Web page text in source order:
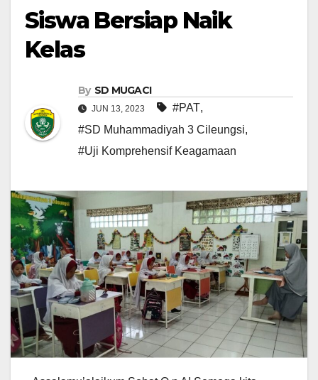
Siswa Bersiap Naik
Kelas
By SD MUGACI
JUN 13, 2023 #PAT,
#SD Muhammadiyah 3 Cileungsi,
#Uji Komprehensif Keagamaan